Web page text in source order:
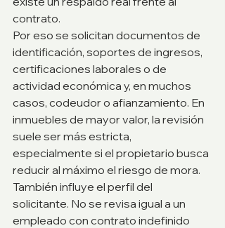
contrato.
Por eso se solicitan documentos de
identificación, soportes de ingresos,
certificaciones laborales o de
actividad económica y, en muchos
casos, codeudor o afianzamiento. En
inmuebles de mayor valor, la revisión
suele ser más estricta,
especialmente si el propietario busca
reducir al máximo el riesgo de mora.
También influye el perfil del
solicitante. No se revisa igual a un
empleado con contrato indefinido